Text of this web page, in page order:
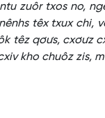
zuôr txos no,
têx txux chi,
têz qơưs, cxơưz
kho chuôz zis,